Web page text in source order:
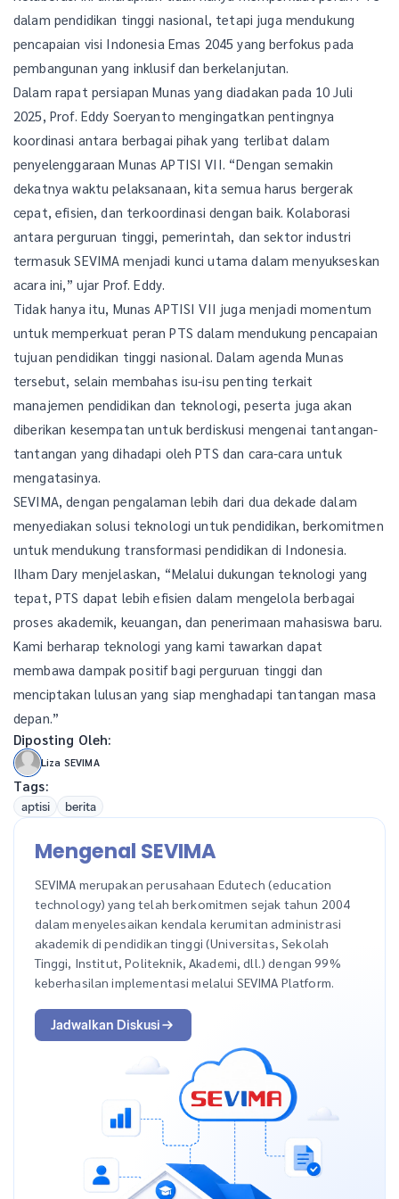
dalam pendidikan tinggi nasional, tetapi juga mendukung
pencapaian visi Indonesia Emas 2045 yang berfokus pada
pembangunan yang inklusif dan berkelanjutan.
Dalam rapat persiapan Munas yang diadakan pada 10 Juli
2025, Prof. Eddy Soeryanto mengingatkan pentingnya
koordinasi antara berbagai pihak yang terlibat dalam
penyelenggaraan Munas APTISI VII. “Dengan semakin
dekatnya waktu pelaksanaan, kita semua harus bergerak
cepat, efisien, dan terkoordinasi dengan baik. Kolaborasi
antara perguruan tinggi, pemerintah, dan sektor industri
termasuk SEVIMA menjadi kunci utama dalam menyukseskan
acara ini,” ujar Prof. Eddy.
Tidak hanya itu, Munas APTISI VII juga menjadi momentum
untuk memperkuat peran PTS dalam mendukung pencapaian
tujuan pendidikan tinggi nasional. Dalam agenda Munas
tersebut, selain membahas isu-isu penting terkait
manajemen pendidikan dan teknologi, peserta juga akan
diberikan kesempatan untuk berdiskusi mengenai tantangan-
tantangan yang dihadapi oleh PTS dan cara-cara untuk
mengatasinya.
SEVIMA, dengan pengalaman lebih dari dua dekade dalam
menyediakan solusi teknologi untuk pendidikan, berkomitmen
untuk mendukung transformasi pendidikan di Indonesia.
Ilham Dary menjelaskan, “Melalui dukungan teknologi yang
tepat, PTS dapat lebih efisien dalam mengelola berbagai
proses akademik, keuangan, dan penerimaan mahasiswa baru.
Kami berharap teknologi yang kami tawarkan dapat
membawa dampak positif bagi perguruan tinggi dan
menciptakan lulusan yang siap menghadapi tantangan masa
depan.”
Diposting Oleh:
Liza SEVIMA
Tags:
aptisi berita
Mengenal SEVIMA
SEVIMA merupakan perusahaan Edutech (education
technology) yang telah berkomitmen sejak tahun 2004
dalam menyelesaikan kendala kerumitan administrasi
akademik di pendidikan tinggi (Universitas, Sekolah
Tinggi, Institut, Politeknik, Akademi, dll.) dengan 99%
keberhasilan implementasi melalui SEVIMA Platform.
Jadwalkan Diskusi